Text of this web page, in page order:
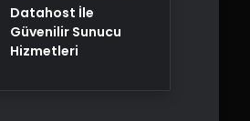
Datahost İle
Güvenilir Sunucu
Hizmetleri